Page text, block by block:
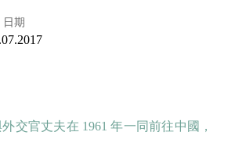
日期
交官丈夫在 1961 年一同前往中國，